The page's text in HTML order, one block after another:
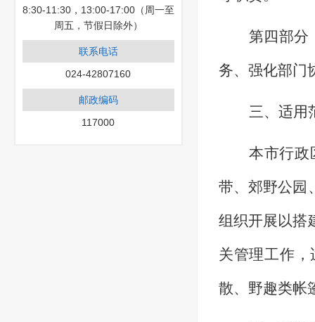
8:30-11:30，13:00-17:00（周一至
周五，节假日除外）
联系电话
024-42807160
邮政编码
117000
第四部分
务、强化部门
三、适用
本市行政
带、郊野公园
组织开展以搭
关管理工作
散、野趣类帐